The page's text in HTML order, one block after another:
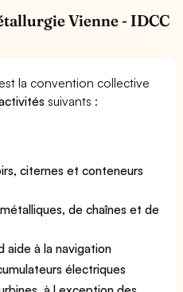
Vienne - IDCC
la convention collective
suivants :
citernes et conteneurs
de chaînes et de
aide à la navigation
électriques